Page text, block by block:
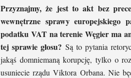
Przyznajmy, że jest to akt bez
wewnętrzne sprawy
podatku VAT na terenie Węgier ma
tej sprawie głosu? Są to pytania
jakąś domniemaną korupcję, tylko o
usuniecie rządu Viktora Orbana. Nie